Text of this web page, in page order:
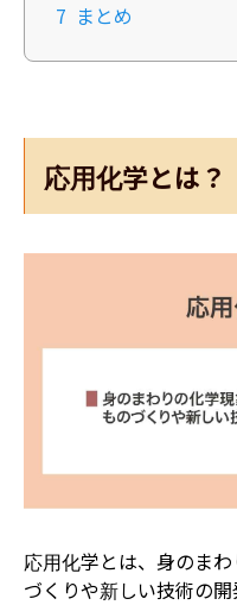
7 まとめ
応用化学とは？
応用化学とは、身のま
づくりや新しい技術の開